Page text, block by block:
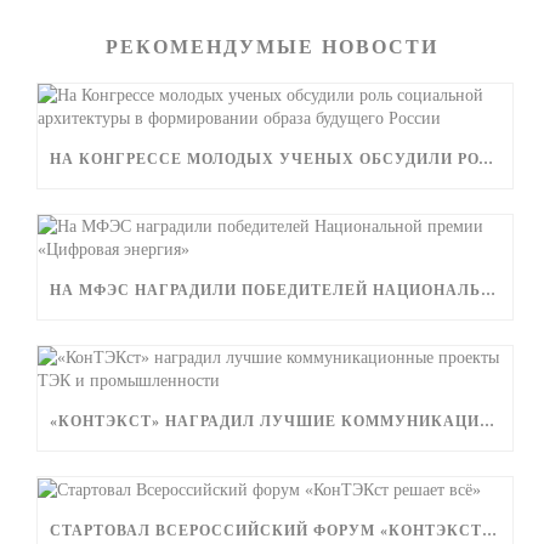
РЕКОМЕНДУМЫЕ НОВОСТИ
НА КОНГРЕССЕ МОЛОДЫХ УЧЕНЫХ ОБСУДИЛИ РОЛЬ СОЦИАЛЬНОЙ АРХИТЕКТУРЫ В ФОРМИРОВАНИИ ОБРАЗА БУДУЩЕГО РОССИИ
НА МФЭС НАГРАДИЛИ ПОБЕДИТЕЛЕЙ НАЦИОНАЛЬНОЙ ПРЕМИИ «ЦИФРОВАЯ ЭНЕРГИЯ»
«КОНТЭКСТ» НАГРАДИЛ ЛУЧШИЕ КОММУНИКАЦИОННЫЕ ПРОЕКТЫ ТЭК И ПРОМЫШЛЕННОСТИ
СТАРТОВАЛ ВСЕРОССИЙСКИЙ ФОРУМ «КОНТЭКСТ РЕШАЕТ ВСЁ»